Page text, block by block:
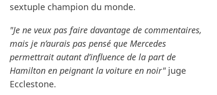
sextuple champion du monde.
"Je ne veux pas faire davantage de commentaires,
mais je n’aurais pas pensé que Mercedes
permettrait autant d’influence de la part de
Hamilton en peignant la voiture en noir" juge
Ecclestone.